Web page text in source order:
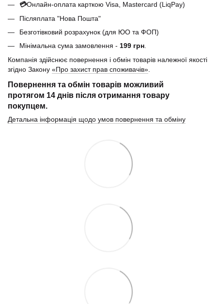
💳Онлайн-оплата карткою Visa, Mastercard (LiqPay)
Післяплата "Нова Пошта"
Безготівковий розрахунок (для ЮО та ФОП)
Мінімальна сума замовлення - 199 грн.
Компанія здійснює повернення і обмін товарів належної якості
згідно Закону «Про захист прав споживачів»
Повернення та обмін товарів можливий
протягом 14 днів після отримання товару
покупцем.
Детальна інформація щодо умов повернення та обміну